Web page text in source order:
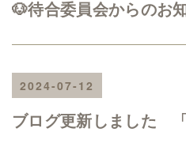
🐶待合委員会からのお
2024-07-12
ブログ更新しました 「